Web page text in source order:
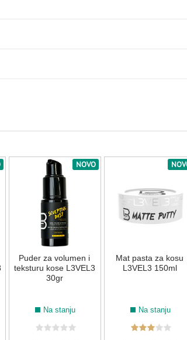
NOVO
Puder za volumen i
teksturu kose L3VEL3
30gr
Na stanju
Mat pasta za kosu
L3VEL3 150ml
Na stanju